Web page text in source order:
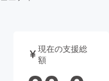
現在の支援総
額